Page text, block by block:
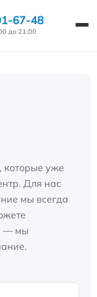
67-48
до 21:00
которые уже
Для нас
мы всегда
— мы